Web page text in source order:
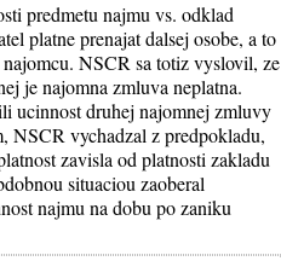
predmetu najmu vs. odklad
platne prenajat dalsej osobe, a to
NSCR sa totiz vyslovil, ze
je najomna zmluva neplatna.
ucinnost druhej najomnej zmluvy
NSCR vychadzal z predpokladu,
zavisla od platnosti zakladu
situaciou zaoberal
najmu na dobu po zaniku